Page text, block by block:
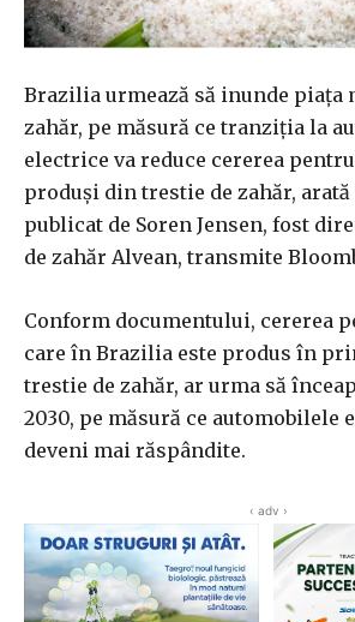
Brazilia urmează să inunde piaţa
zahăr, pe măsură ce tranziţia la
electrice va reduce cererea
produşi din trestie de zahăr,
publicat de Soren Jensen, fost
de zahăr Alvean, transmite
Conform documentului, cererea
care în Brazilia este produs în
trestie de zahăr, ar urma să
2030, pe măsură ce automobilele
deveni mai răspândite.
‹ adv ›